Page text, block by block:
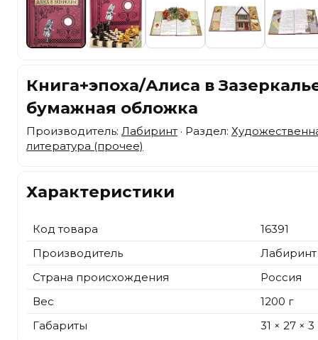
Книга+эпоха/Алиса в
бумажная обложка
Производитель: Лабиринт · Раздел:
литература (прочее)
Характеристики
Код товара
16391
Производитель
Лабиринт
Страна происхождения
Россия
Вес
1200 г
Габариты
31 × 27 ×